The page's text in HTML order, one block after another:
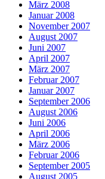
März 2008
Januar 2008
November 2007
August 2007
Juni 2007
April 2007
März 2007
Februar 2007
Januar 2007
September 2006
August 2006
Juni 2006
April 2006
März 2006
Februar 2006
September 2005
August 2005